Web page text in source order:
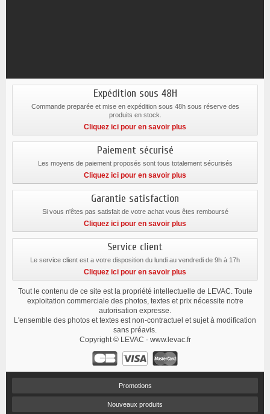
Expédition sous 48H
Commande preparée et mise en expédition sous 48h sous réserve des
produits en stock.
Cliquez ici pour en savoir plus
Paiement sécurisé
Les moyens de paiement proposés sont tous totalement sécurisés
Cliquez ici pour en savoir plus
Garantie satisfaction
Si vous n'êtes pas satisfait de votre achat vous êtes remboursé
Cliquez ici pour en savoir plus
Service client
Le service client est a votre disposition du lundi au vendredi de 9h à 17h
Cliquez ici pour en savoir plus
Tout le contenu de ce site est la propriété intellectuelle de LEVAC. Toute
exploitation commerciale des photos, textes et prix nécessite notre
autorisation expresse.
L'ensemble des photos et textes est non-contractuel et sujet à modification
sans préavis.
Copyright © LEVAC - www.levac.fr
Promotions
Nouveaux produits